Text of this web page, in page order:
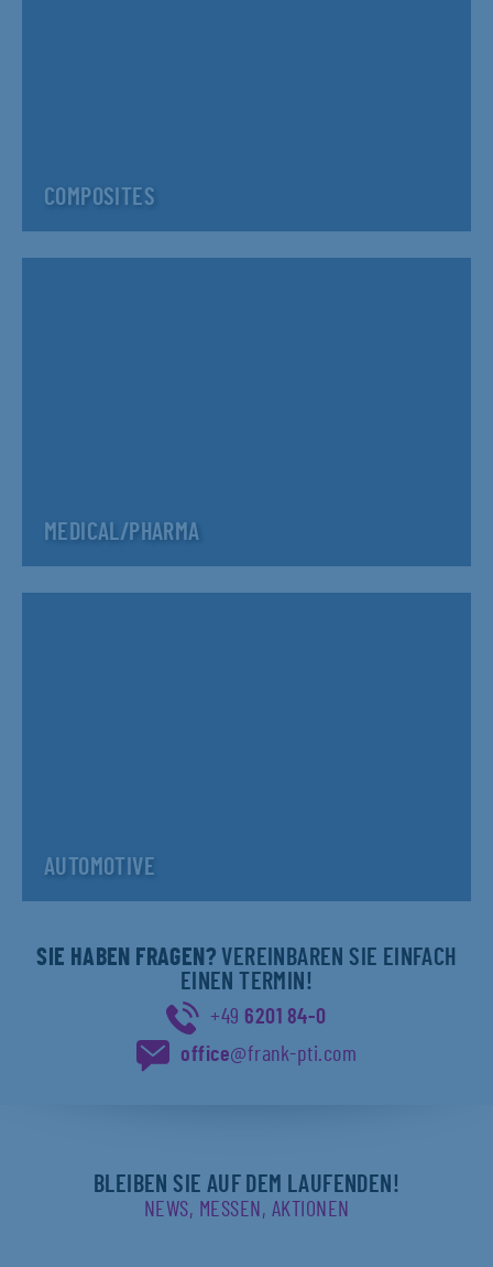
COMPOSITES
MEDICAL/PHARMA
AUTOMOTIVE
SIE HABEN FRAGEN? VEREINBAREN SIE EINFACH
EINEN TERMIN!
+49 6201 84-0
office@frank-pti.com
BLEIBEN SIE AUF DEM LAUFENDEN!
NEWS, MESSEN, AKTIONEN